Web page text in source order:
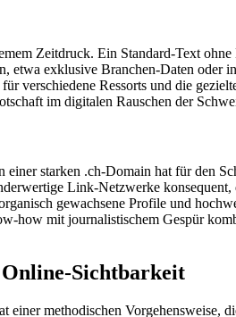
Zeitdruck. Ein Standard-Text
etwa exklusive Branchen-Daten oder
verschiedene Ressorts und die
im digitalen Rauschen der
starken .ch-Domain hat für den
Link-Netzwerke
gewachsene Profile und
how mit journalistischem Gespür
Sichtbarkeit
methodischen Vorgehensweise,